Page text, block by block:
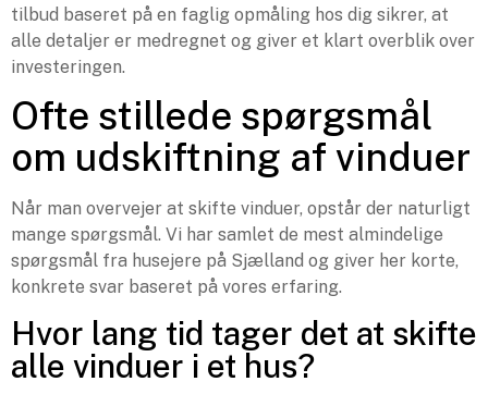
tilbud baseret på en faglig opmåling hos dig sikrer, at
alle detaljer er medregnet og giver et klart overblik over
investeringen.
Ofte stillede spørgsmål
om udskiftning af vinduer
Når man overvejer at skifte vinduer, opstår der naturligt
mange spørgsmål. Vi har samlet de mest almindelige
spørgsmål fra husejere på Sjælland og giver her korte,
konkrete svar baseret på vores erfaring.
Hvor lang tid tager det at skifte
alle vinduer i et hus?